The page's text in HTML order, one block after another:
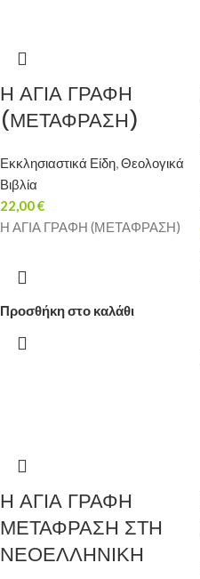
Η ΑΓΙΑ ΓΡΑΦΗ
(ΜΕΤΑΦΡΑΣΗ)
Εκκλησιαστικά Είδη,Θεολογικά
Βιβλία
22,00€
Η ΑΓΙΑ ΓΡΑΦΗ (ΜΕΤΑΦΡΑΣΗ)
Προσθήκη στο καλάθι
Η ΑΓΙΑ ΓΡΑΦΗ
ΜΕΤΑΦΡΑΣΗ ΣΤΗ
ΝΕΟΕΛΛΗΝΙΚΗ